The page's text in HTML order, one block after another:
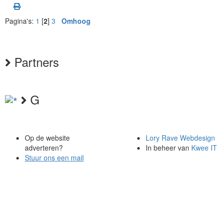
Pagina's: 1 [2] 3 Omhoog
Partners
G
Op de website
adverteren?
Stuur ons een mail
Lory Rave Webdesign
In beheer van Kwee IT